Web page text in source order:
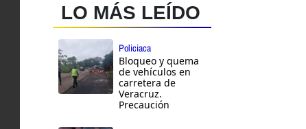
LO MÁS LEÍDO
Policiaca
Bloqueo y quema
de vehículos en
carretera de
Veracruz.
Precaución